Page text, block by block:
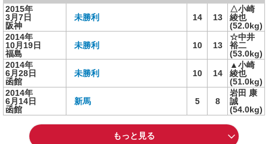
2015年
3月7日
阪神
未勝利 14 13
△小崎
綾也
(52.0kg)
2014年
10月19日
福島
未勝利 10 13
☆中井
裕二
(53.0kg)
2014年
6月28日
函館
未勝利 10 14
▲小崎
綾也
(51.0kg)
2014年
6月14日
函館
新馬 5 8
岩田 康
誠
(54.0kg)
もっと見る